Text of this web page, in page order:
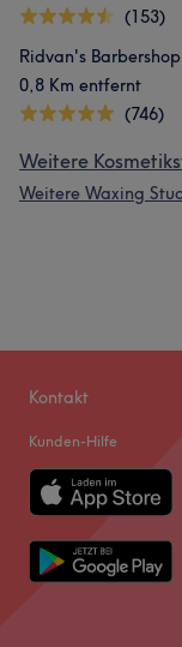
(153)
Ridvan's Barbershop
0,8 Km entfernt
(746)
Weitere
Weitere Waxing
Kontakt
Kunden-Hilfe